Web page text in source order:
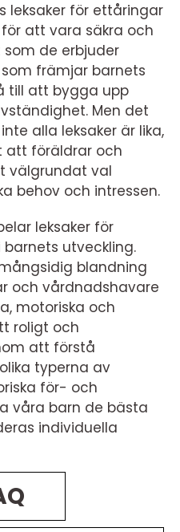
leksaker för ettåringar
att vara säkra och
de erbjuder
som främjar barnets
till att bygga upp
Men det
alla leksaker är lika,
att föräldrar och
välgrundat val
behov och intressen.
leksaker för
utveckling.
blandning
och vårdnadshavare
motoriska och
roligt och
att förstå
typerna av
för- och
våra barn de bästa
individuella